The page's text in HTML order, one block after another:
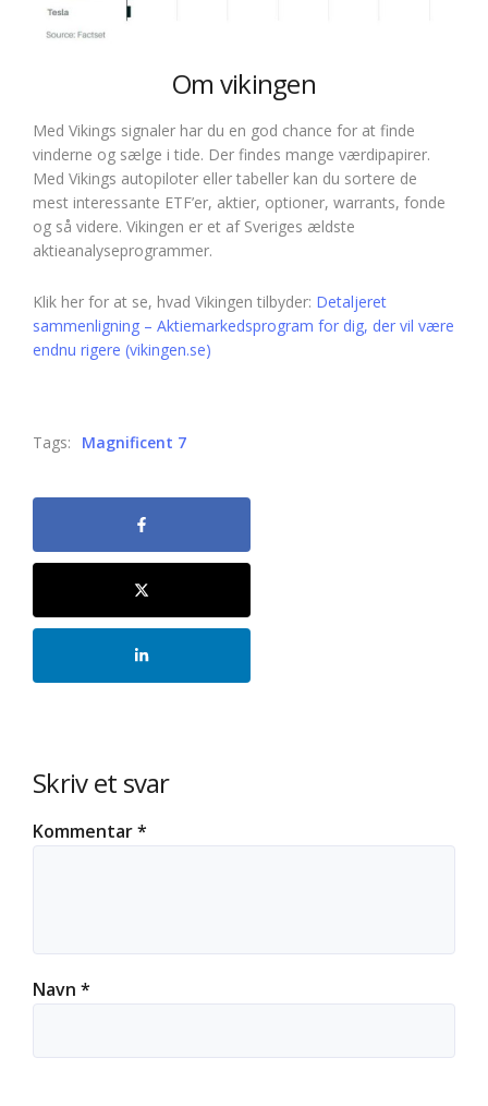
Om vikingen
Med Vikings signaler har du en god chance for at finde
vinderne og sælge i tide. Der findes mange værdipapirer.
Med Vikings autopiloter eller tabeller kan du sortere de
mest interessante ETF’er, aktier, optioner, warrants, fonde
og så videre. Vikingen er et af Sveriges ældste
aktieanalyseprogrammer.
Klik her for at se, hvad Vikingen tilbyder: Detaljeret
sammenligning – Aktiemarkedsprogram for dig, der vil være
endnu rigere (vikingen.se)
Tags: Magnificent 7
Skriv et svar
Kommentar*
Navn *